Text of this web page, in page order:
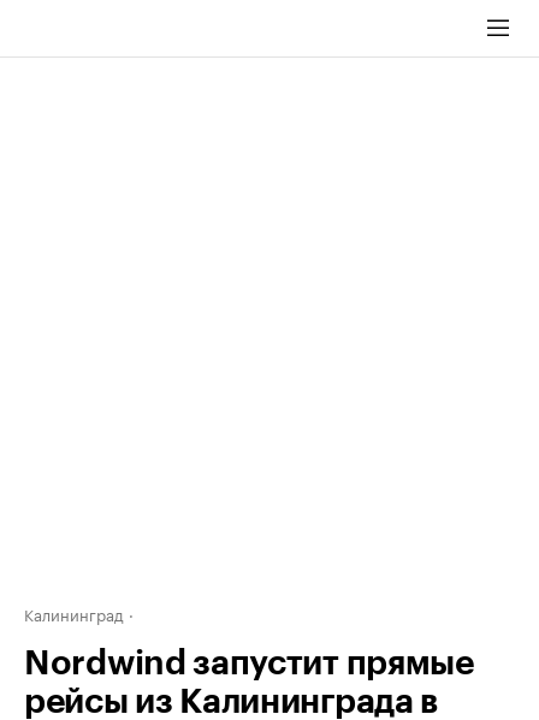
Калининград
Nordwind запустит прямые
рейсы из Калининграда в